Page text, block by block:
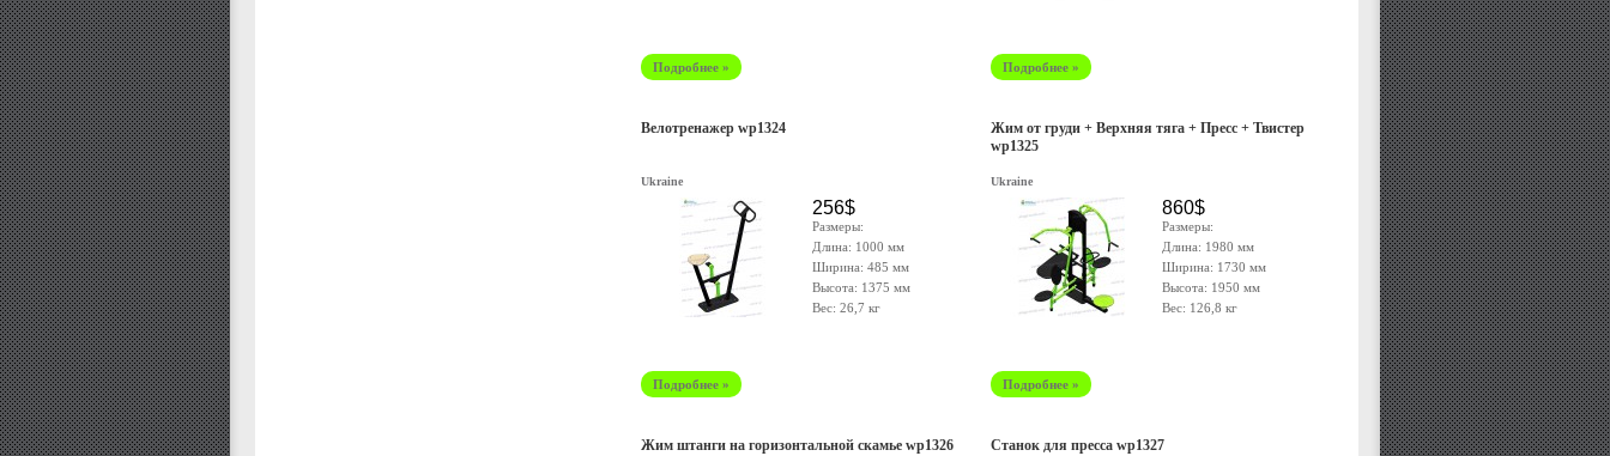
Подробнее » Подробнее »
Велотренажер wp1324
Ukraine
256$
Размеры:
Длина: 1000 мм
Ширина: 485 мм
Высота: 1375 мм
Вес: 26,7 кг
Подробнее »
Жим от груди + Верхняя тяга + Пресс + Твистер
wp1325
Ukraine
860$
Размеры:
Длина: 1980 мм
Ширина: 1730 мм
Высота: 1950 мм
Вес: 126,8 кг
Подробнее »
Жим штанги на горизонтальной скамье wp1326 Станок для пресса wp1327